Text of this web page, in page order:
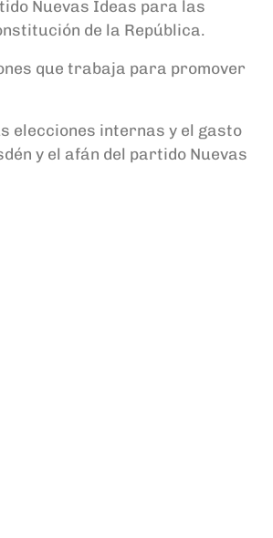
Nuevas Ideas para las
de la República.
que trabaja para promover
elecciones internas y el gasto
y el afán del partido Nuevas